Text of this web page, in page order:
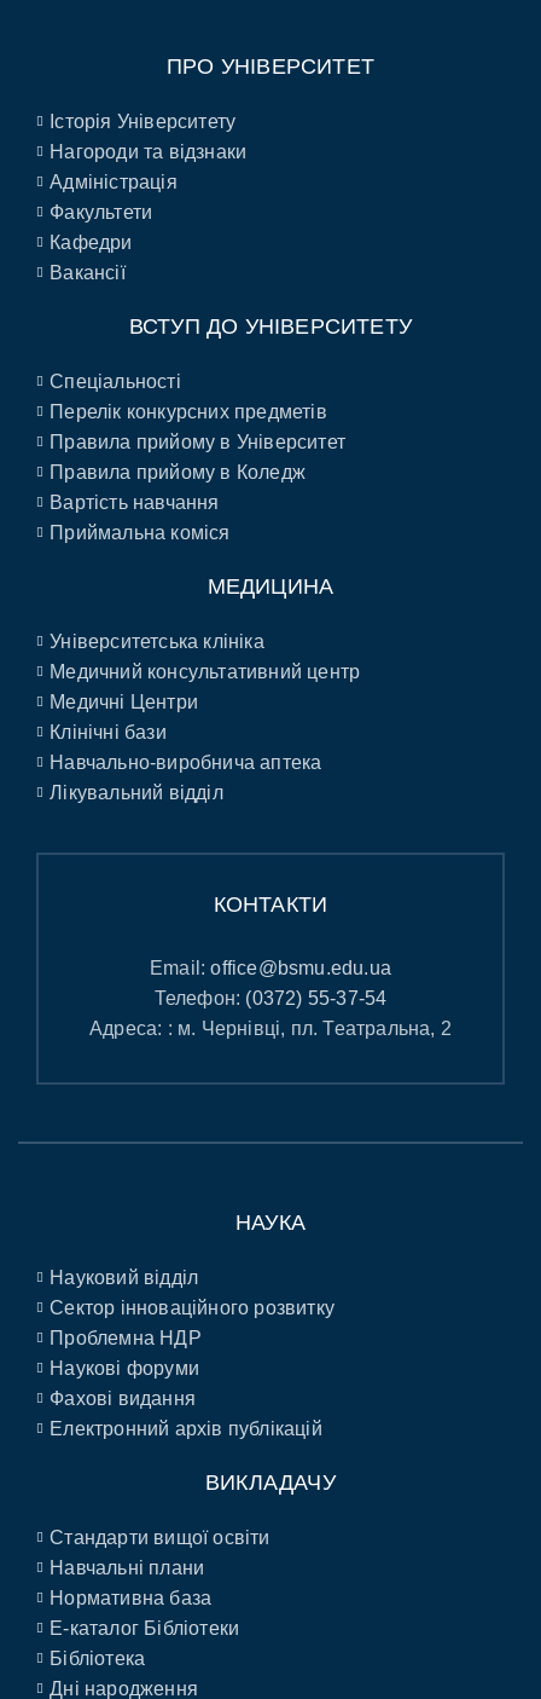
ПРО УНІВЕРСИТЕТ
Історія Університету
Нагороди та відзнаки
Адміністрація
Факультети
Кафедри
Вакансії
ВСТУП ДО УНІВЕРСИТЕТУ
Спеціальності
Перелік конкурсних предметів
Правила прийому в Університет
Правила прийому в Коледж
Вартість навчання
Приймальна коміся
МЕДИЦИНА
Університетська клініка
Медичний консультативний центр
Медичні Центри
Клінічні бази
Навчально-виробнича аптека
Лікувальний відділ
КОНТАКТИ
Email:office@bsmu.edu.ua
Телефон: (0372) 55-37-54
Адреса: : м. Чернівці, пл. Театральна, 2
НАУКА
Науковий відділ
Сектор інноваційного розвитку
Проблемна НДР
Наукові форуми
Фахові видання
Електронний архів публікацій
ВИКЛАДАЧУ
Стандарти вищої освіти
Навчальні плани
Нормативна база
E-каталог Бібліотеки
Бібліотека
Дні народження